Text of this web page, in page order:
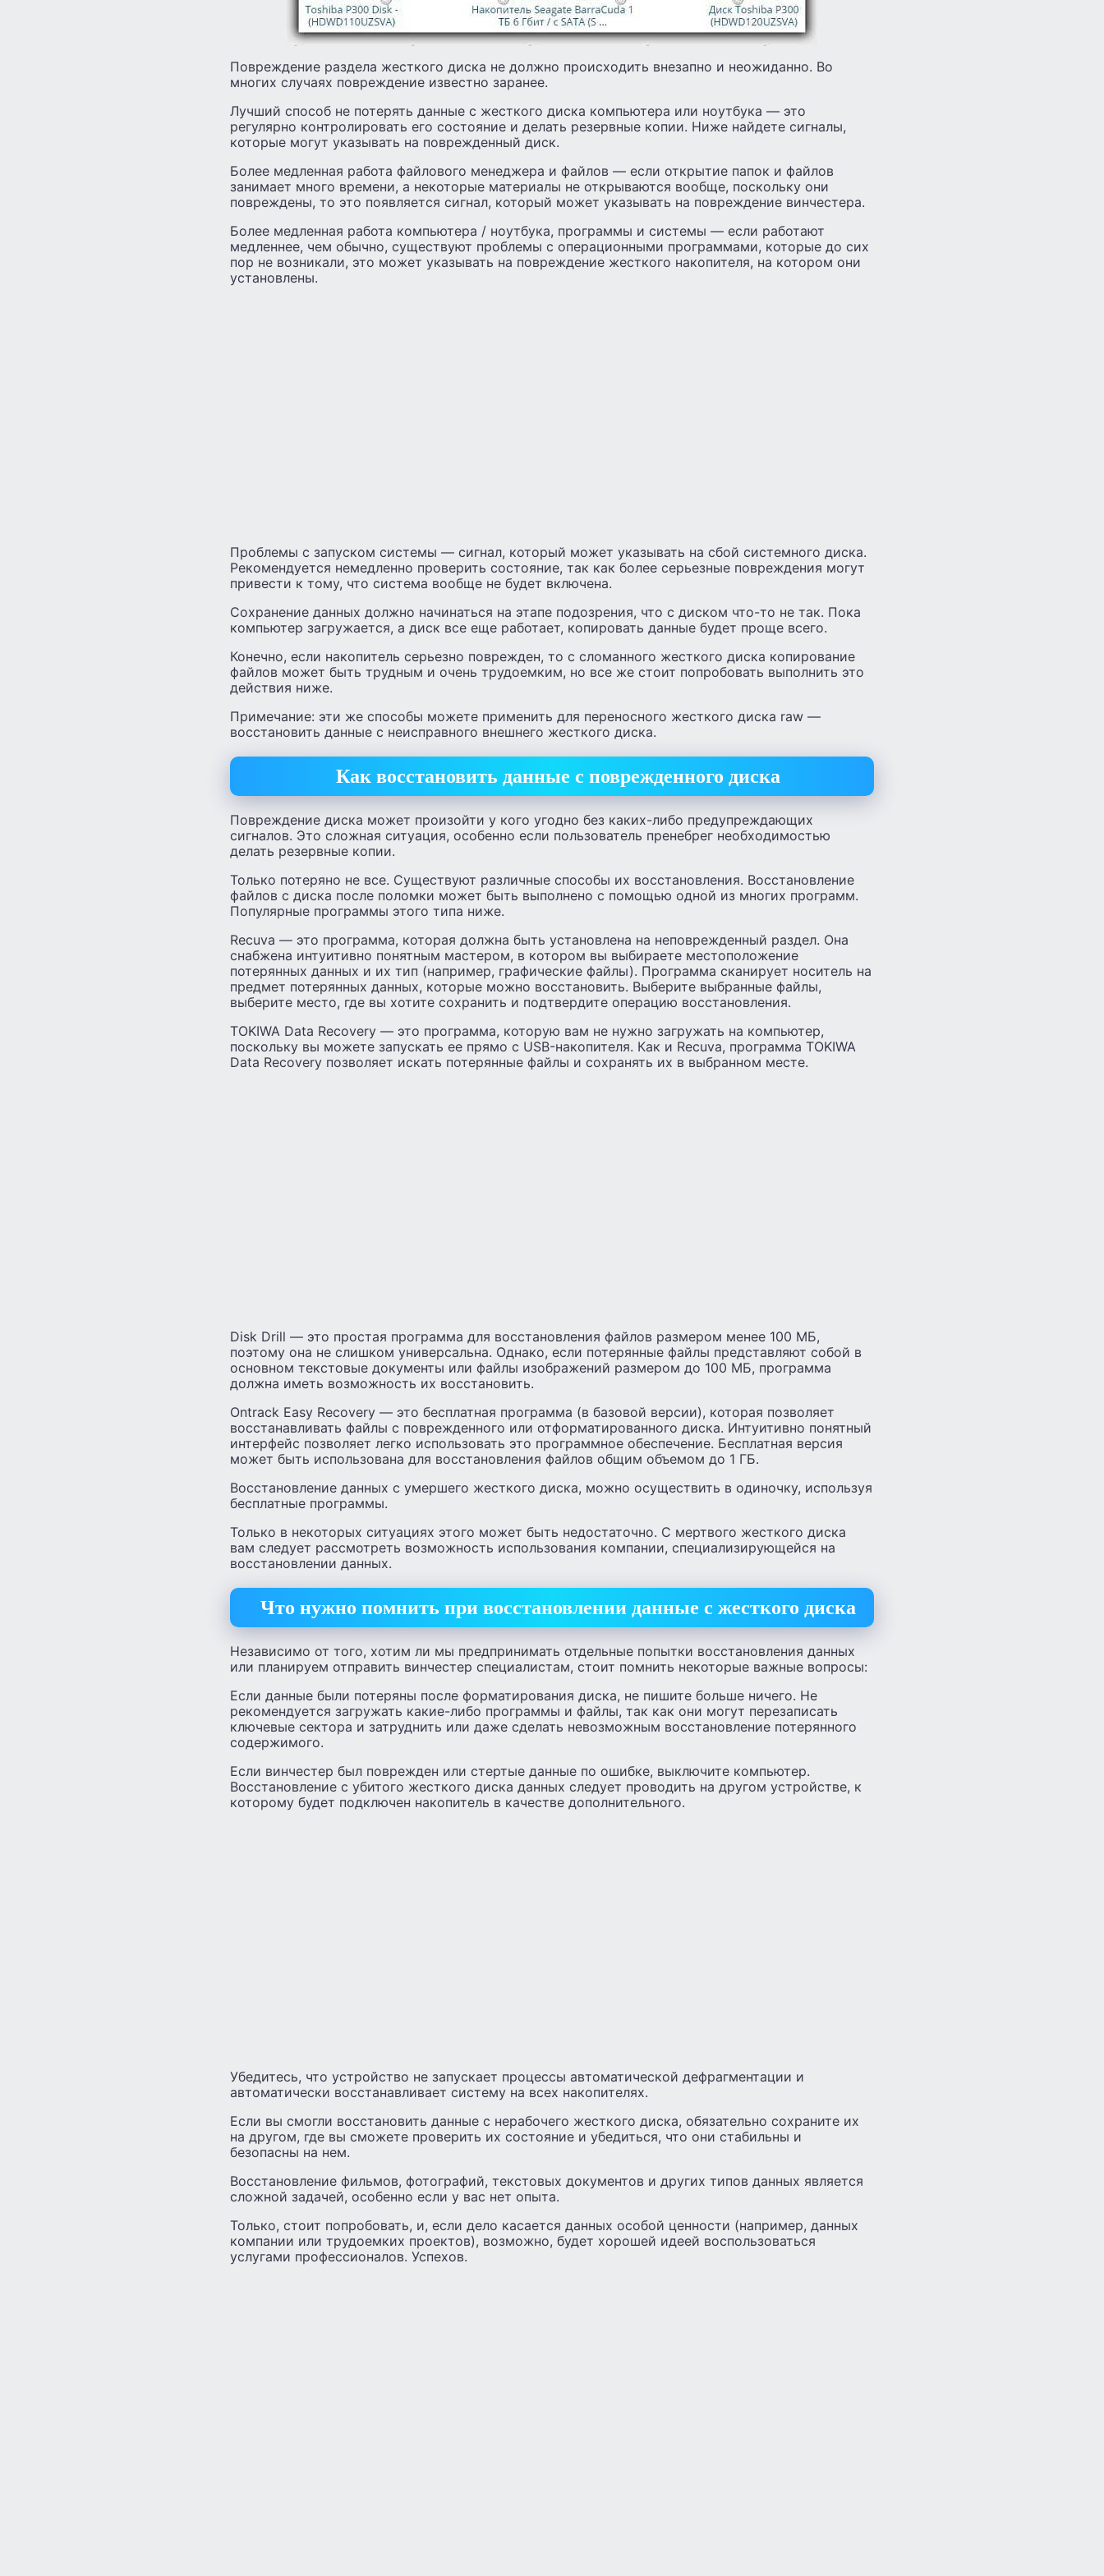
Повреждение раздела жесткого диска не должно происходить внезапно и неожиданно. Во
многих случаях повреждение известно заранее.
Лучший способ не потерять данные с жесткого диска компьютера или ноутбука — это
регулярно контролировать его состояние и делать резервные копии. Ниже найдете сигналы,
которые могут указывать на поврежденный диск.
Более медленная работа файлового менеджера и файлов — если открытие папок и файлов
занимает много времени, а некоторые материалы не открываются вообще, поскольку они
повреждены, то это появляется сигнал, который может указывать на повреждение винчестера.
Более медленная работа компьютера / ноутбука, программы и системы — если работают
медленнее, чем обычно, существуют проблемы с операционными программами, которые до сих
пор не возникали, это может указывать на повреждение жесткого накопителя, на котором они
установлены.
Проблемы с запуском системы — сигнал, который может указывать на сбой системного диска.
Рекомендуется немедленно проверить состояние, так как более серьезные повреждения могут
привести к тому, что система вообще не будет включена.
Сохранение данных должно начинаться на этапе подозрения, что с диском что-то не так. Пока
компьютер загружается, а диск все еще работает, копировать данные будет проще всего.
Конечно, если накопитель серьезно поврежден, то с сломанного жесткого диска копирование
файлов может быть трудным и очень трудоемким, но все же стоит попробовать выполнить это
действия ниже.
Примечание: эти же способы можете применить для переносного жесткого диска raw —
восстановить данные с неисправного внешнего жесткого диска.
Как восстановить данные с поврежденного диска
Повреждение диска может произойти у кого угодно без каких-либо предупреждающих
сигналов. Это сложная ситуация, особенно если пользователь пренебрег необходимостью
делать резервные копии.
Только потеряно не все. Существуют различные способы их восстановления. Восстановление
файлов с диска после поломки может быть выполнено с помощью одной из многих программ.
Популярные программы этого типа ниже.
Recuva — это программа, которая должна быть установлена ​​на неповрежденный раздел. Она
снабжена интуитивно понятным мастером, в котором вы выбираете местоположение
потерянных данных и их тип (например, графические файлы). Программа сканирует носитель на
предмет потерянных данных, которые можно восстановить. Выберите выбранные файлы,
выберите место, где вы хотите сохранить и подтвердите операцию восстановления.
TOKIWA Data Recovery — это программа, которую вам не нужно загружать на компьютер,
поскольку вы можете запускать ее прямо с USB-накопителя. Как и Recuva, программа TOKIWA
Data Recovery позволяет искать потерянные файлы и сохранять их в выбранном месте.
Disk Drill — это простая программа для восстановления файлов размером менее 100 МБ,
поэтому она не слишком универсальна. Однако, если потерянные файлы представляют собой в
основном текстовые документы или файлы изображений размером до 100 МБ, программа
должна иметь возможность их восстановить.
Ontrack Easy Recovery — это бесплатная программа (в базовой версии), которая позволяет
восстанавливать файлы с поврежденного или отформатированного диска. Интуитивно понятный
интерфейс позволяет легко использовать это программное обеспечение. Бесплатная версия
может быть использована для восстановления файлов общим объемом до 1 ГБ.
Восстановление данных с умершего жесткого диска, можно осуществить в одиночку, используя
бесплатные программы.
Только в некоторых ситуациях этого может быть недостаточно. С мертвого жесткого диска
вам следует рассмотреть возможность использования компании, специализирующейся на
восстановлении данных.
Что нужно помнить при восстановлении данные с жесткого диска
Независимо от того, хотим ли мы предпринимать отдельные попытки восстановления данных
или планируем отправить винчестер специалистам, стоит помнить некоторые важные вопросы:
Если данные были потеряны после форматирования диска, не пишите больше ничего. Не
рекомендуется загружать какие-либо программы и файлы, так как они могут перезаписать
ключевые сектора и затруднить или даже сделать невозможным восстановление потерянного
содержимого.
Если винчестер был поврежден или стертые данные по ошибке, выключите компьютер.
Восстановление с убитого жесткого диска данных следует проводить на другом устройстве, к
которому будет подключен накопитель в качестве дополнительного.
Убедитесь, что устройство не запускает процессы автоматической дефрагментации и
автоматически восстанавливает систему на всех накопителях.
Если вы смогли восстановить данные с нерабочего жесткого диска, обязательно сохраните их
на другом, где вы сможете проверить их состояние и убедиться, что они стабильны и
безопасны на нем.
Восстановление фильмов, фотографий, текстовых документов и других типов данных является
сложной задачей, особенно если у вас нет опыта.
Только, стоит попробовать, и, если дело касается данных особой ценности (например, данных
компании или трудоемких проектов), возможно, будет хорошей идеей воспользоваться
услугами профессионалов. Успехов.